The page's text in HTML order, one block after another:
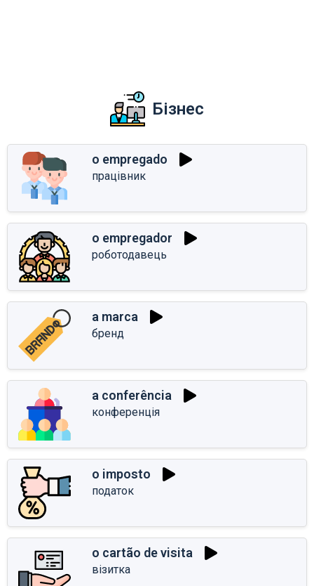
Бізнес
o empregado
працівник
o empregador
роботодавець
a marca
бренд
a conferência
конференція
o imposto
податок
o cartão de visita
візитка